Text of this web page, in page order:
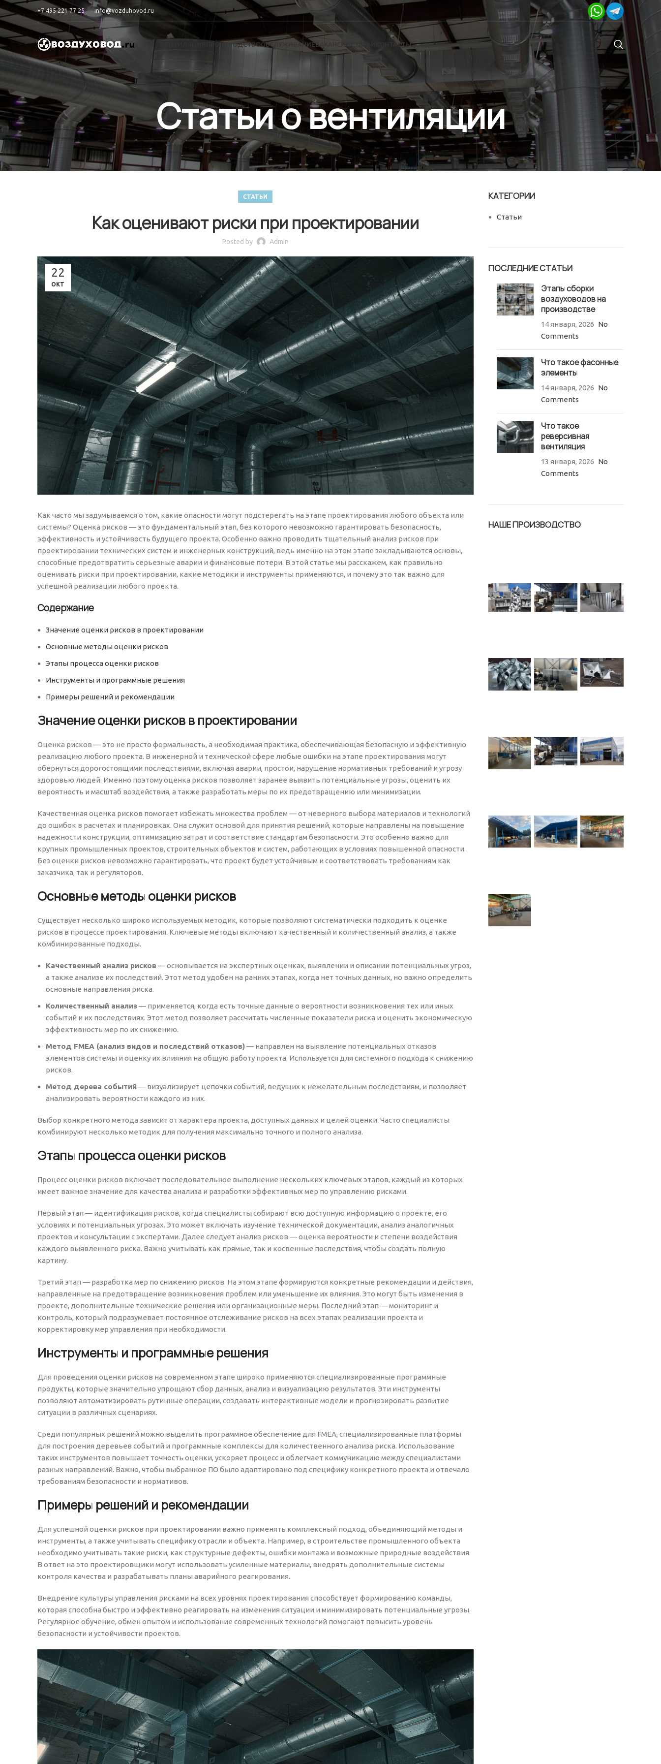
+7 495 221 77 25 info@vozduhovod.ru
ПРОИЗВОДСТВООБСЛУЖИВАНИЕВАКАНСИИ КОНТАКТЫ
Статьи о вентиляции
СТАТЬИ
Как оценивают риски при проектировании
Posted by Admin
22
ОКТ
Как часто мы задумываемся о том, какие опасности могут подстерегать на этапе проектирования любого объекта или
системы? Оценка рисков — это фундаментальный этап, без которого невозможно гарантировать безопасность,
эффективность и устойчивость будущего проекта. Особенно важно проводить тщательный анализ рисков при
проектировании технических систем и инженерных конструкций, ведь именно на этом этапе закладываются основы,
способные предотвратить серьезные аварии и финансовые потери. В этой статье мы расскажем, как правильно
оценивать риски при проектировании, какие методики и инструменты применяются, и почему это так важно для
успешной реализации любого проекта.
Содержание
Значение оценки рисков в проектировании
Основные методы оценки рисков
Этапы процесса оценки рисков
Инструменты и программные решения
Примеры решений и рекомендации
Значение оценки рисков в проектировании
Оценка рисков — это не просто формальность, а необходимая практика, обеспечивающая безопасную и эффективную
реализацию любого проекта. В инженерной и технической сфере любые ошибки на этапе проектирования могут
обернуться дорогостоящими последствиями, включая аварии, простои, нарушение нормативных требований и угрозу
здоровью людей. Именно поэтому оценка рисков позволяет заранее выявить потенциальные угрозы, оценить их
вероятность и масштаб воздействия, а также разработать меры по их предотвращению или минимизации.
Качественная оценка рисков помогает избежать множества проблем — от неверного выбора материалов и технологий
до ошибок в расчетах и планировках. Она служит основой для принятия решений, которые направлены на повышение
надежности конструкции, оптимизацию затрат и соответствие стандартам безопасности. Это особенно важно для
крупных промышленных проектов, строительных объектов и систем, работающих в условиях повышенной опасности.
Без оценки рисков невозможно гарантировать, что проект будет устойчивым и соответствовать требованиям как
заказчика, так и регуляторов.
Основные методы оценки рисков
Существует несколько широко используемых методик, которые позволяют систематически подходить к оценке
рисков в процессе проектирования. Ключевые методы включают качественный и количественный анализ, а также
комбинированные подходы.
Качественный анализ рисков— основывается на экспертных оценках, выявлении и описании потенциальных угроз,
а также анализе их последствий. Этот метод удобен на ранних этапах, когда нет точных данных, но важно определить
основные направления риска.
Количественный анализ— применяется, когда есть точные данные о вероятности возникновения тех или иных
событий и их последствиях. Этот метод позволяет рассчитать численные показатели риска и оценить экономическую
эффективность мер по их снижению.
Метод FMEA (анализ видов и последствий отказов)— направлен на выявление потенциальных отказов
элементов системы и оценку их влияния на общую работу проекта. Используется для системного подхода к снижению
рисков.
Метод дерева событий— визуализирует цепочки событий, ведущих к нежелательным последствиям, и позволяет
анализировать вероятности каждого из них.
Выбор конкретного метода зависит от характера проекта, доступных данных и целей оценки. Часто специалисты
комбинируют несколько методик для получения максимально точного и полного анализа.
Этапы процесса оценки рисков
Процесс оценки рисков включает последовательное выполнение нескольких ключевых этапов, каждый из которых
имеет важное значение для качества анализа и разработки эффективных мер по управлению рисками.
Первый этап — идентификация рисков, когда специалисты собирают всю доступную информацию о проекте, его
условиях и потенциальных угрозах. Это может включать изучение технической документации, анализ аналогичных
проектов и консультации с экспертами. Далее следует анализ рисков — оценка вероятности и степени воздействия
каждого выявленного риска. Важно учитывать как прямые, так и косвенные последствия, чтобы создать полную
картину.
Третий этап — разработка мер по снижению рисков. На этом этапе формируются конкретные рекомендации и действия,
направленные на предотвращение возникновения проблем или уменьшение их влияния. Это могут быть изменения в
проекте, дополнительные технические решения или организационные меры. Последний этап — мониторинг и
контроль, который подразумевает постоянное отслеживание рисков на всех этапах реализации проекта и
корректировку мер управления при необходимости.
Инструменты и программные решения
Для проведения оценки рисков на современном этапе широко применяются специализированные программные
продукты, которые значительно упрощают сбор данных, анализ и визуализацию результатов. Эти инструменты
позволяют автоматизировать рутинные операции, создавать интерактивные модели и прогнозировать развитие
ситуации в различных сценариях.
Среди популярных решений можно выделить программное обеспечение для FMEA, специализированные платформы
для построения деревьев событий и программные комплексы для количественного анализа риска. Использование
таких инструментов повышает точность оценки, ускоряет процесс и облегчает коммуникацию между специалистами
разных направлений. Важно, чтобы выбранное ПО было адаптировано под специфику конкретного проекта и отвечало
требованиям безопасности и нормативов.
Примеры решений и рекомендации
Для успешной оценки рисков при проектировании важно применять комплексный подход, объединяющий методы и
инструменты, а также учитывать специфику отрасли и объекта. Например, в строительстве промышленного объекта
необходимо учитывать такие риски, как структурные дефекты, ошибки монтажа и возможные природные воздействия.
В ответ на это проектировщики могут использовать усиленные материалы, внедрять дополнительные системы
контроля качества и разрабатывать планы аварийного реагирования.
Внедрение культуры управления рисками на всех уровнях проектирования способствует формированию команды,
которая способна быстро и эффективно реагировать на изменения ситуации и минимизировать потенциальные угрозы.
Регулярное обучение, обмен опытом и использование современных технологий помогают повысить уровень
безопасности и устойчивости проектов.
КАТЕГОРИИ
Статьи
ПОСЛЕДНИЕ СТАТЬИ
Этапы сборки
воздуховодов на
производстве
14 января, 2026 No
Comments
Что такое фасонные
элементы
14 января, 2026 No
Comments
Что такое
реверсивная
вентиляция
13 января, 2026 No
Comments
НАШЕ ПРОИЗВОДСТВО